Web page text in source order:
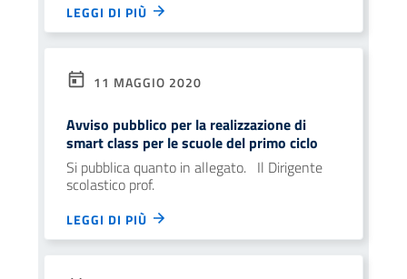
LEGGI DI PIÙ
11 MAGGIO 2020
Avviso pubblico per la realizzazione di
smart class per le scuole del primo ciclo
Si pubblica quanto in allegato. Il Dirigente
scolastico prof.
LEGGI DI PIÙ